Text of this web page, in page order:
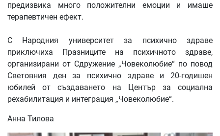
предизвика много положителни емоции и имаше
терапевтичен ефект.
С Народния университет за психично здраве
приключиха Празниците на психичното здраве,
организирани от Сдружение „Човеколюбие“ по повод
Световния ден за психично здраве и 20-годишен
юбилей от създаването на Център за социална
рехабилитация и интеграция „Човеколюбие“.
Анна Тилова